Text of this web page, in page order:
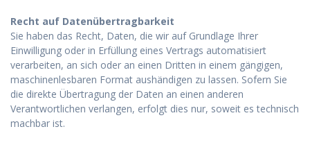
Recht auf Datenübertragbarkeit
Sie haben das Recht, Daten, die wir auf Grundlage Ihrer
Einwilligung oder in Erfüllung eines Vertrags automatisiert
verarbeiten, an sich oder an einen Dritten in einem gängigen,
maschinenlesbaren Format aushändigen zu lassen. Sofern Sie
die direkte Übertragung der Daten an einen anderen
Verantwortlichen verlangen, erfolgt dies nur, soweit es technisch
machbar ist.